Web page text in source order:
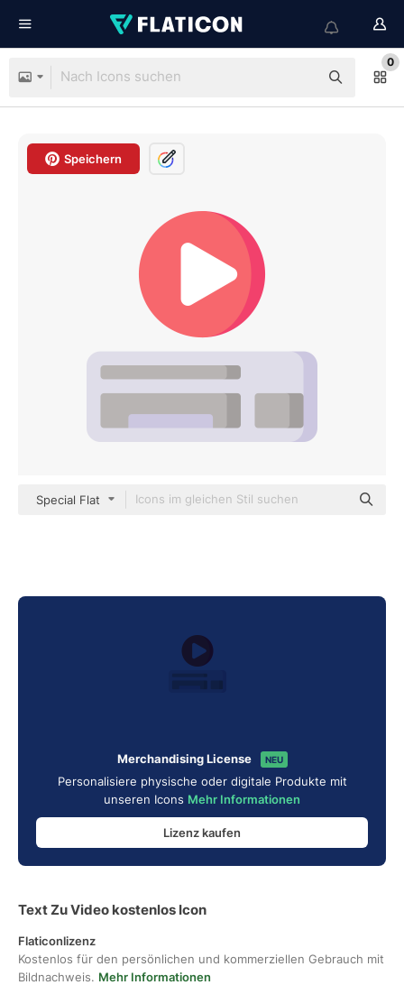
0
Speichern
Special Flat
Merchandising License NEU
Personalisiere physische oder digitale Produkte mit
unseren Icons Mehr Informationen
Lizenz kaufen
Text Zu Video kostenlos Icon
Flaticonlizenz
Kostenlos für den persönlichen und kommerziellen Gebrauch mit
Bildnachweis. Mehr Informationen